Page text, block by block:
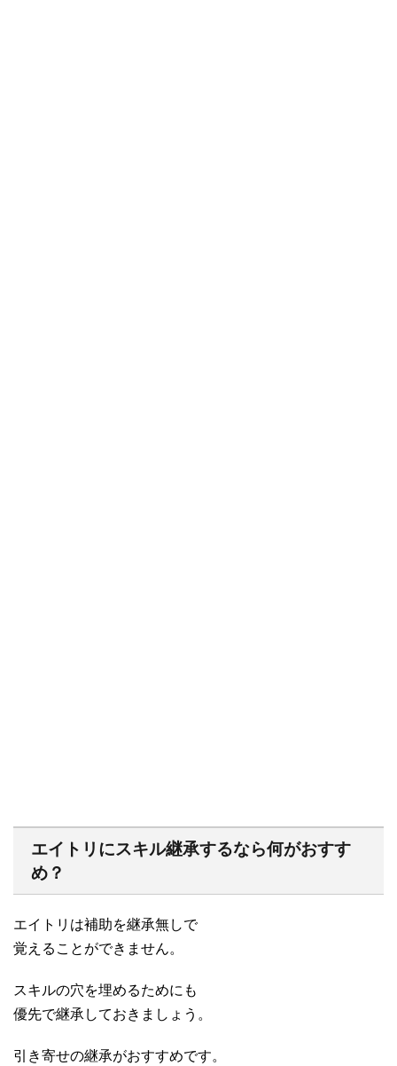
エイトリにスキル継承するなら何がおすす
め？
エイトリは補助を継承無しで
覚えることができません。
スキルの穴を埋めるためにも
優先で継承しておきましょう。
引き寄せの継承がおすすめです。